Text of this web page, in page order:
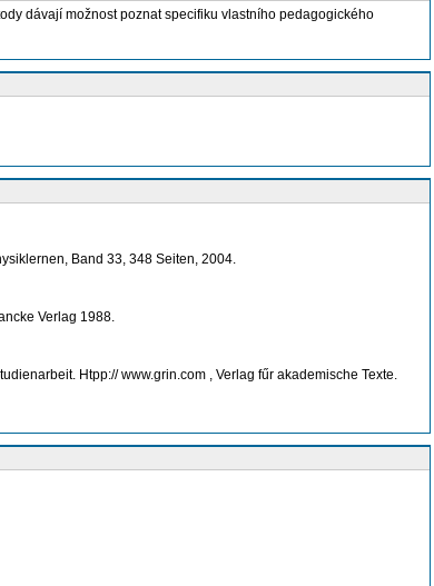
dávají možnost poznat specifiku vlastního pedagogického
Band 33, 348 Seiten, 2004.
Verlag 1988.
Htpp:// www.grin.com , Verlag fűr akademische Texte.